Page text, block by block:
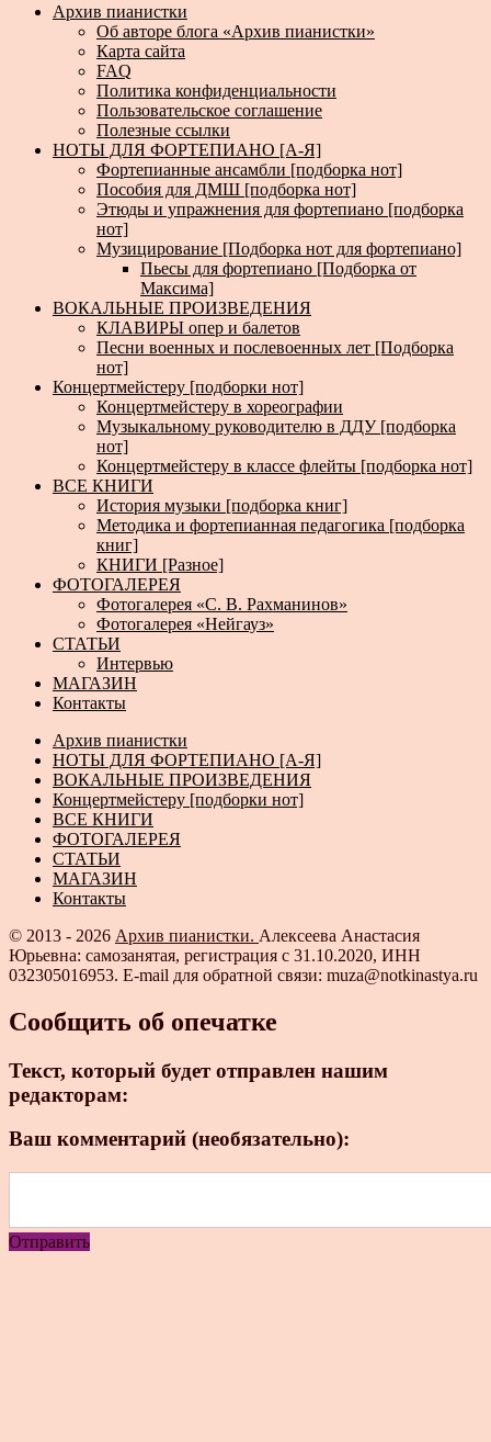
Архив пианистки
Об авторе блога «Архив пианистки»
Карта сайта
FAQ
Политика конфиденциальности
Пользовательское соглашение
Полезные ссылки
НОТЫ ДЛЯ ФОРТЕПИАНО [А-Я]
Фортепианные ансамбли [подборка нот]
Пособия для ДМШ [подборка нот]
Этюды и упражнения для фортепиано [подборка
нот]
Музицирование [Подборка нот для фортепиано]
Пьесы для фортепиано [Подборка от
Максима]
ВОКАЛЬНЫЕ ПРОИЗВЕДЕНИЯ
КЛАВИРЫ опер и балетов
Песни военных и послевоенных лет [Подборка
нот]
Концертмейстеру [подборки нот]
Концертмейстеру в хореографии
Музыкальному руководителю в ДДУ [подборка
нот]
Концертмейстеру в классе флейты [подборка нот]
ВСЕ КНИГИ
История музыки [подборка книг]
Методика и фортепианная педагогика [подборка
книг]
КНИГИ [Разное]
ФОТОГАЛЕРЕЯ
Фотогалерея «С. В. Рахманинов»
Фотогалерея «Нейгауз»
СТАТЬИ
Интервью
МАГАЗИН
Контакты
Архив пианистки
НОТЫ ДЛЯ ФОРТЕПИАНО [А-Я]
ВОКАЛЬНЫЕ ПРОИЗВЕДЕНИЯ
Концертмейстеру [подборки нот]
ВСЕ КНИГИ
ФОТОГАЛЕРЕЯ
СТАТЬИ
МАГАЗИН
Контакты
© 2013 - 2026 Архив пианистки. Алексеева Анастасия
Юрьевна: самозанятая, регистрация с 31.10.2020, ИНН
032305016953. E-mail для обратной связи: muza@notkinastya.ru
Сообщить об опечатке
Текст, который будет отправлен нашим
редакторам:
Ваш комментарий (необязательно):
Отправить